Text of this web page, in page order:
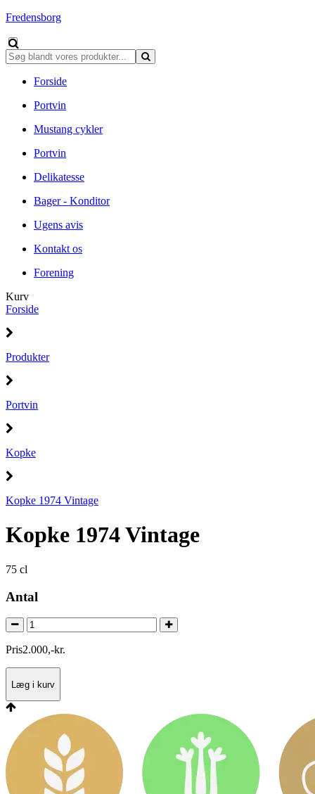
Fredensborg
Forside
Portvin
Mustang cykler
Portvin
Delikatesse
Bager - Konditor
Ugens avis
Kontakt os
Forening
Kurv
Forside
Produkter
Portvin
Kopke
Kopke 1974 Vintage
Kopke 1974 Vintage
75 cl
Antal
Pris2.000,-kr.
Læg i kurv